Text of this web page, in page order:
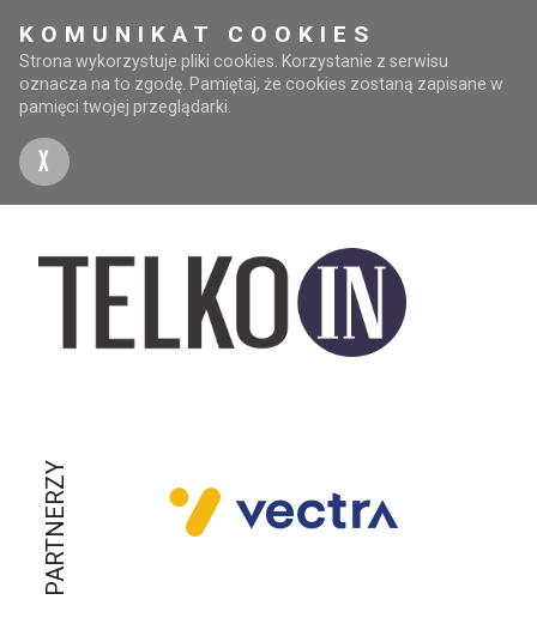
KOMUNIKAT COOKIES
Strona wykorzystuje pliki cookies. Korzystanie z serwisu
oznacza na to zgodę. Pamiętaj, że cookies zostaną zapisane w
pamięci twojej przeglądarki.
X
PARTNERZY